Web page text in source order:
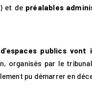
et de préalables
publics vont
organisés par le
pu démarrer en